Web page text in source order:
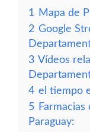
1
Mapa de
2 Google
3 Vídeos
4 el tiempo
5
Paraguay: